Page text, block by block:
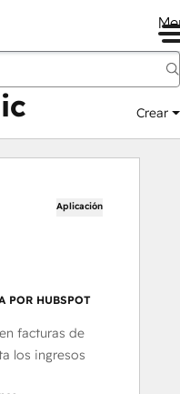
Crear
Aplicación
POR HUBSPOT
facturas de
los ingresos